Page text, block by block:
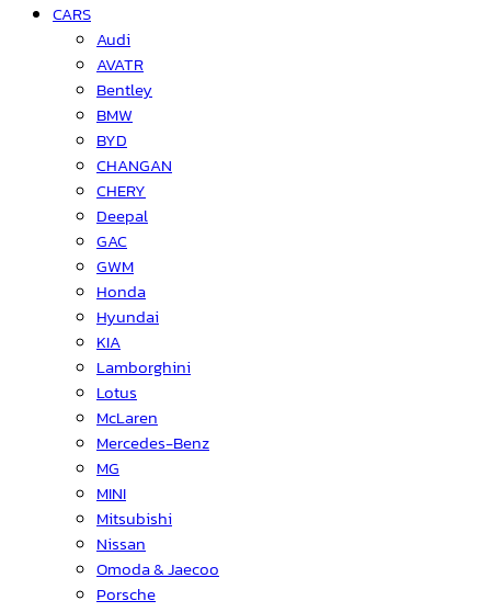
CARS
Audi
AVATR
Bentley
BMW
BYD
CHANGAN
CHERY
Deepal
GAC
GWM
Honda
Hyundai
KIA
Lamborghini
Lotus
McLaren
Mercedes-Benz
MG
MINI
Mitsubishi
Nissan
Omoda & Jaecoo
Porsche